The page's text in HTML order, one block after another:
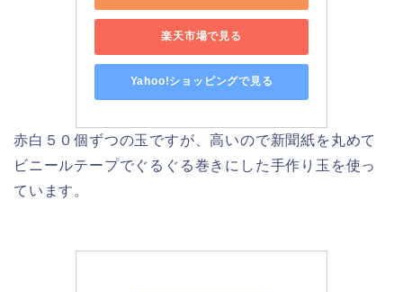
楽天市場で見る
Yahoo!ショッピングで見る
赤白５０個ずつの玉ですが、高いので新聞紙を丸めて
ビニールテープでぐるぐる巻きにした手作り玉を使っ
ています。